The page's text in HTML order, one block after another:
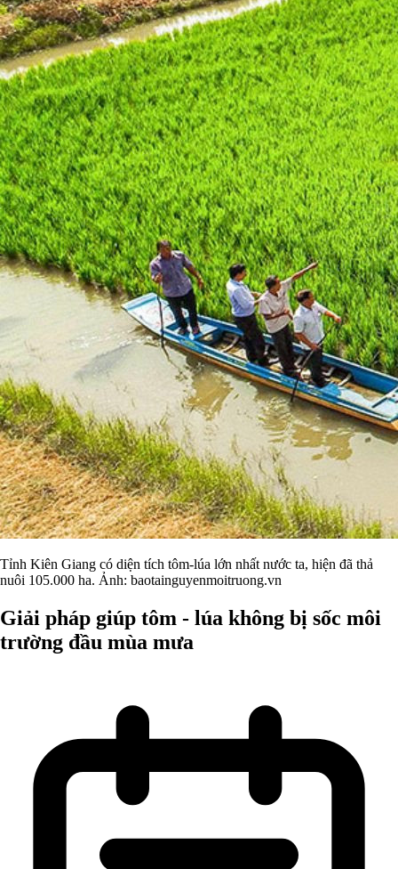
Tỉnh Kiên Giang có diện tích tôm-lúa lớn nhất nước ta, hiện đã thả
nuôi 105.000 ha. Ảnh: baotainguyenmoitruong.vn
Giải pháp giúp tôm - lúa không bị sốc môi
trường đầu mùa mưa